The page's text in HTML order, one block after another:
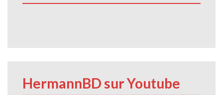
HermannBD sur Youtube